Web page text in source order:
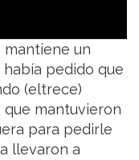
mantiene un
pedido que
(eltrece)
mantuvieron
para pedirle
llevaron a